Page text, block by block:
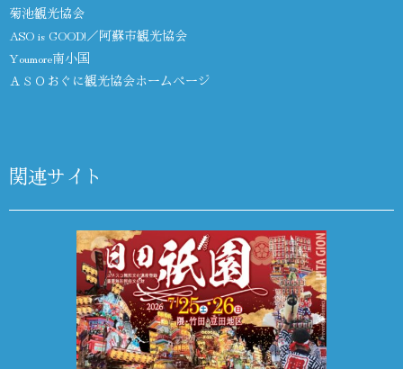
菊池観光協会
ASO is GOOD!／阿蘇市観光協会
Youmore南小国
ＡＳＯおぐに観光協会ホームページ
関連サイト